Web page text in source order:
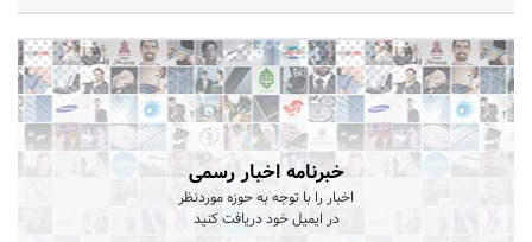
خبرنامه اخبار رسمی
اخبار را با توجه به حوزه موردنظر
در ایمیل خود دریافت کنید